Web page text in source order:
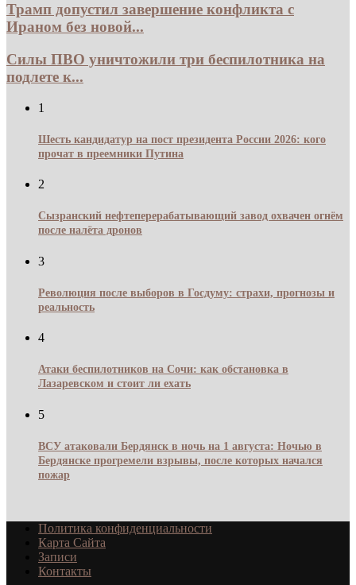
Трамп допустил завершение конфликта с
Ираном без новой...
Силы ПВО уничтожили три беспилотника на
подлете к...
1
Шесть кандидатур на пост президента России 2026: кого
прочат в преемники Путина
2
Сызранский нефтеперерабатывающий завод охвачен огнём
после налёта дронов
3
Революция после выборов в Госдуму: страхи, прогнозы и
реальность
4
Атаки беспилотников на Сочи: как обстановка в
Лазаревском и стоит ли ехать
5
ВСУ атаковали Бердянск в ночь на 1 августа: Ночью в
Бердянске прогремели взрывы, после которых начался
пожар
Политика конфиденциальности
Карта Сайта
Записи
Контакты